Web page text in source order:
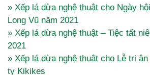
» Xếp lá dừa nghệ thuật cho Ngày
Long Vũ năm 2021
» Xếp lá dừa nghệ thuật – Tiệc tất
2021
» Xếp lá dừa nghệ thuật cho Lễ tri
ty Kikikes